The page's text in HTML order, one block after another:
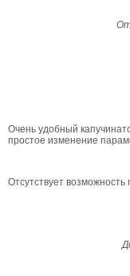
Очень удобный
простое изменение
Отсутствует